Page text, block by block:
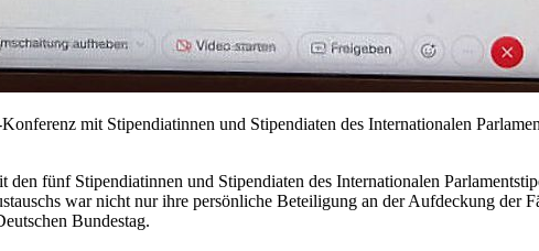
mit Stipendiatinnen und Stipendiaten des Internationalen
fünf Stipendiatinnen und Stipendiaten des Internationalen
war nicht nur ihre persönliche Beteiligung an der Aufdeckung
Bundestag.